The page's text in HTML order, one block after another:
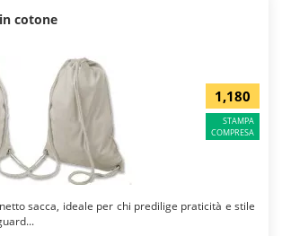
cotone
1,180
STAMPA
COMPRESA
sacca, ideale per chi predilige praticità e stile